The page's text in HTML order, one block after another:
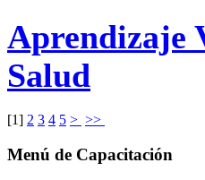
Aprendizaje
Salud
[1] 2 3 4 5 > >>
Menú de Capacitación